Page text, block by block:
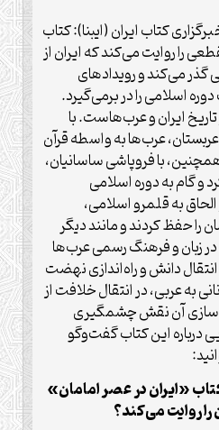
کتاب ایران (ایبنا): کتاب
را روایت می‌کند که ایران از
گذر می‌کند و رویدادهای
اسلامی را در برمی‌گیرد.
ایران و عرب‌هاست. با
عرب‌ها به واسطه قرآن
با فروپاشی ساسانیان،
و گام به دوره اسلامی
به قلمرو اسلامی،
را حفظ کردند و مانند دیگر
زبان و فرهنگ رسمی عرب‌ها
دانش و راه‌اندازی نهضت
به عربی، در انتقال خلافت از
آن نقش چشمگیری
درباره این کتاب گفت‌وگو
«ایران در عصر امامان»
روایت می‌کند؟